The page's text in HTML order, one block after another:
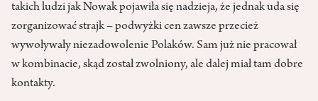
takich ludzi jak Nowak pojawiła się nadzieja, że jednak uda się
zorganizować strajk – podwyżki cen zawsze przecież
wywoływały niezadowolenie Polaków. Sam już nie pracował
w kombinacie, skąd został zwolniony, ale dalej miał tam dobre
kontakty.